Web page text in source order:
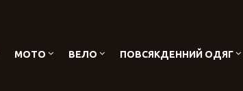
МОТО ВЕЛО ПОВСЯКДЕННИЙ ОДЯГ